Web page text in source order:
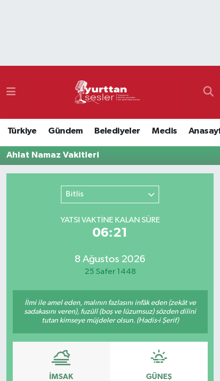
Türkiye Gündem Belediyeler Meclis
Ahlat Namaz Vakitleri
Bitlis
YATSI VAKTİNE KALAN SÜRE
06:21
8 Ağustos 2026
25 Safer 1448
İlmi ile amel eden, malının fazlasını infâk eden (zekât ve
sadakasını veren), fuzûlî (boş ve lüzumsuz) sözden dilini
tutan kimseye müjdeler olsun. (Hadis-i Şerif)
İMSAK GÜNEŞ
Namaz Vakitleri
Süper Lig Puan Durumu ve Fikstür
Son Dakika Haberleri